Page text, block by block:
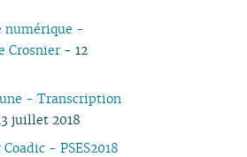
02
04
01
numérique -
Crosnier - 12
- Transcription
juillet 2018
- PSES2018